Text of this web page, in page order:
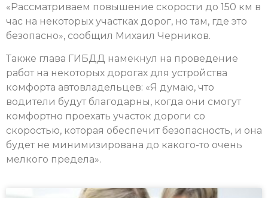
«Рассматриваем повышение скорости до 150 км в
час на некоторых участках дорог, но там, где это
безопасно», сообщил Михаил Черников.
Также глава ГИБДД намекнул на проведение
работ на некоторых дорогах для устройства
комфорта автовладельцев: «Я думаю, что
водители будут благодарны, когда они смогут
комфортно проехать участок дороги со
скоростью, которая обеспечит безопасность, и она
будет не минимизирована до какого-то очень
мелкого предела».